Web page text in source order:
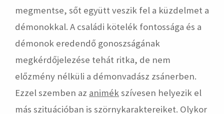
megmentse, sőt együtt veszik fel a küzdelmet a
démonokkal. A családi kötelék fontossága és a
démonok eredendő gonoszságának
megkérdőjelezése tehát ritka, de nem
előzmény nélküli a démonvadász zsánerben.
Ezzel szemben az animékszívesen helyezik el
más szituációban is szörnykaraktereiket. Olykor